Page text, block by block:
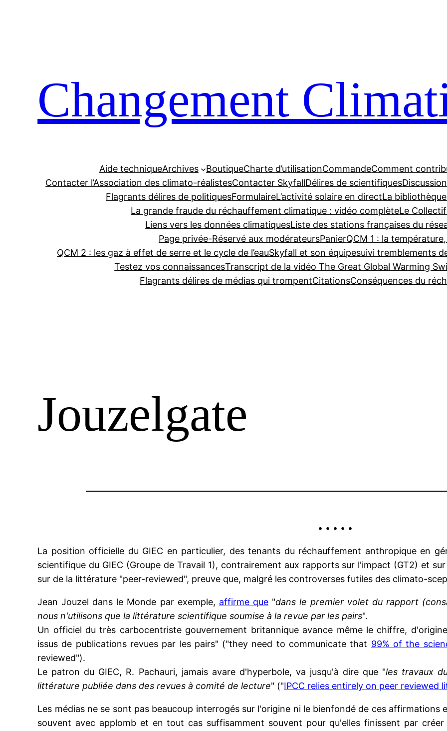
Changement
Aide techniqueArchives BoutiqueCharte d’utilisationCommandeComment
Contacter l’Association des climato-réalistesContacter SkyfallDélires de scientifiques
Flagrants délires de politiquesFormulaireL’activité solaire en directLa
La grande fraude du réchauffement climatique : vidéo complèteLe
Liens vers les données climatiquesListe des stations françaises du
Page privée-Réservé aux modérateursPanierQCM 1 : la
QCM 2 : les gaz à effet de serre et le cycle de l’eauSkyfall et son équipesuivi tremblements
Testez vos connaissancesTranscript de la vidéo The Great Global Warming
Flagrants délires de médias qui trompentCitationsConséquences du
Jouzelgate
• • • • •
La position officielle du GIEC en particulier, des tenants du réchauffement anthropique en
scientifique du GIEC (Groupe de Travail 1), contrairement aux rapports sur l'impact (GT2) et
sur de la littérature "peer-reviewed", preuve que, malgré les controverses futiles des climato-
Jean Jouzel dans le Monde par exemple, affirme que"dans le premier volet du rapport
nous n'utilisons que la littérature scientifique soumise à la revue par les pairs".
Un officiel du très carbocentriste gouvernement britannique avance même le chiffre,
issus de publications revues par les pairs" ("they need to communicate that 99% of the
reviewed").
Le patron du GIEC, R. Pachauri, jamais avare d'hyperbole, va jusqu'à dire que "les travaux
littérature publiée dans des revues à comité de lecture" ("IPCC relies entirely on peer reviewed
Les médias ne se sont pas beaucoup interrogés sur l'origine ni le bienfondé de ces affirmations
souvent avec applomb et en tout cas suffisamment souvent pour qu'elles finissent par